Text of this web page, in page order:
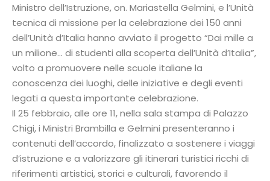
Ministro dell’Istruzione, on. Mariastella Gelmini, e l’Unità
tecnica di missione per la celebrazione dei 150 anni
dell’Unità d’Italia hanno avviato il progetto “Dai mille a
un milione… di studenti alla scoperta dell’Unità d’Italia”,
volto a promuovere nelle scuole italiane la
conoscenza dei luoghi, delle iniziative e degli eventi
legati a questa importante celebrazione.
Il 25 febbraio, alle ore 11, nella sala stampa di Palazzo
Chigi, i Ministri Brambilla e Gelmini presenteranno i
contenuti dell’accordo, finalizzato a sostenere i viaggi
d’istruzione e a valorizzare gli itinerari turistici ricchi di
riferimenti artistici, storici e culturali, favorendo il